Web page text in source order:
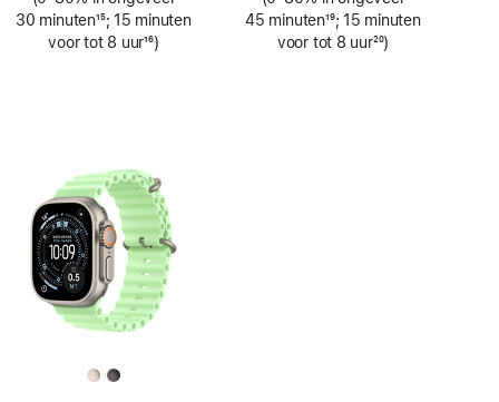
30 minuten
Voetnoot
15; 15 minuten
voor tot 8 uur16)
45 minuten
Voetnoot
19; 15 minuten
voor tot 8 uur20)